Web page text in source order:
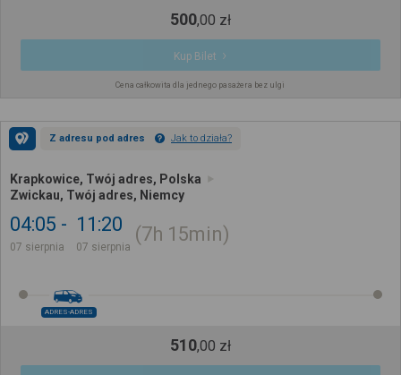
500,00 zł
Kup Bilet
Cena całkowita dla jednego pasażera bez ulgi
Z adresu pod adres Jak to działa?
Krapkowice, Twój adres, Polska
Zwickau, Twój adres, Niemcy
04:05
07 sierpnia
11:20
07 sierpnia
7h 15min
ADRES-ADRES
510,00 zł